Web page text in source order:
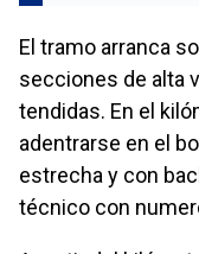
El tramo arranca
secciones de alta
tendidas. En el
adentrarse en el
estrecha y con
técnico con